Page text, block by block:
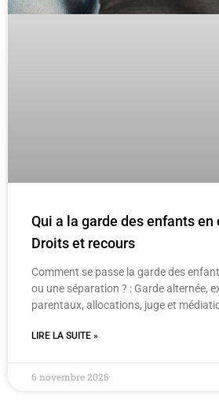
Qui a la garde des enfants en
Droits et recours
Comment se passe la garde des
ou une séparation ? : Garde alternée,
parentaux, allocations, juge et
LIRE LA SUITE »
6 novembre 2025